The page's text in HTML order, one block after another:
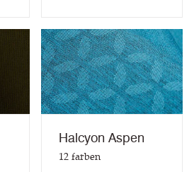
Halcyon Aspen
12farben